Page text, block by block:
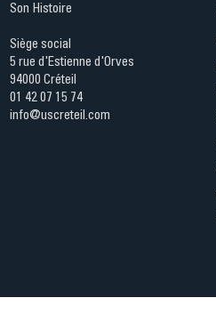
Son Histoire
Siège social
5 rue d'Estienne d'Orves
94000 Créteil
01 42 07 15 74
info@uscreteil.com